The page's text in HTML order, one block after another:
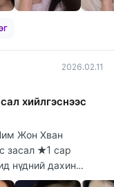
2026.02.11
хийлгэснээс
Жон Хван
засал ★1 сар
нүдний дахин